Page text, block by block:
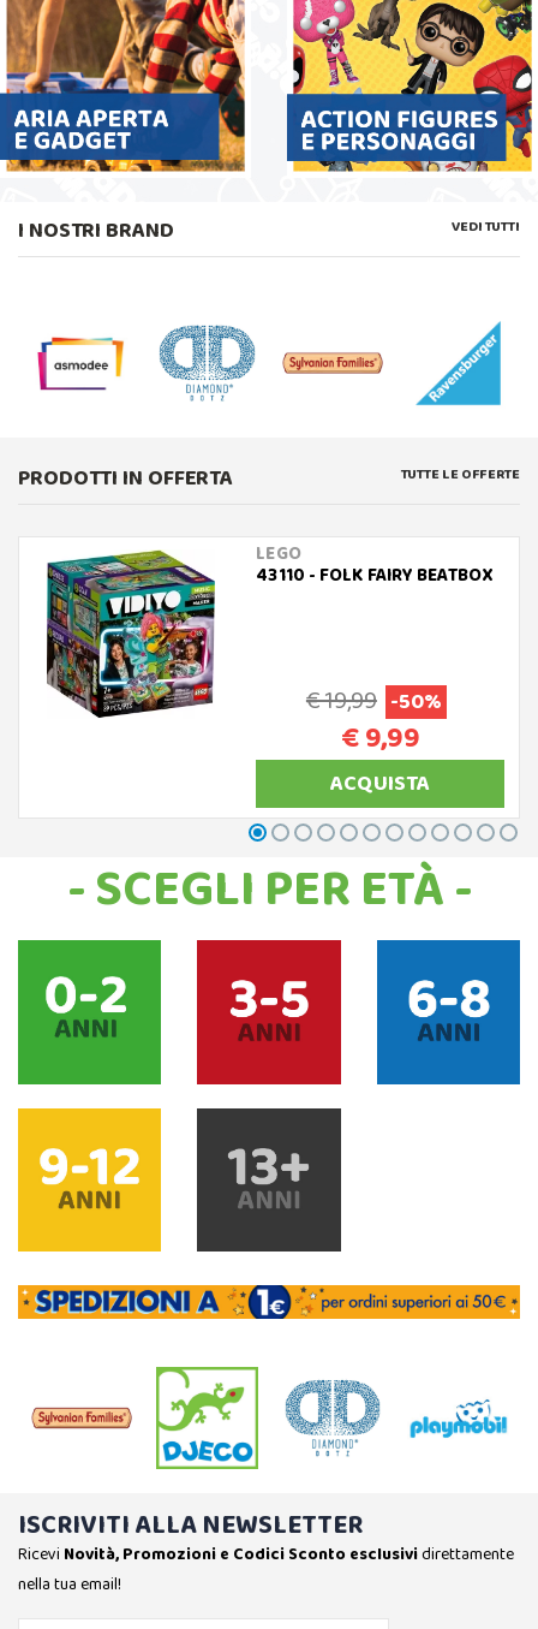
I NOSTRI BRAND VEDI TUTTI
PRODOTTI IN OFFERTA TUTTE LE OFFERTE
LEGO
43110 - FOLK FAIRY BEATBOX
€ 19,99 -50%
€ 9,99
ACQUISTA
- SCEGLI PER ETÀ -
ISCRIVITI ALLA NEWSLETTER
Ricevi Novità, Promozioni e Codici Sconto esclusividirettamente
nella tua email!